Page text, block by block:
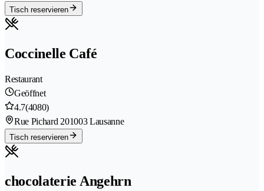
Tisch reservieren
Coccinelle Café
Restaurant
Geöffnet
4.7(4080)
Rue Pichard 201003 Lausanne
Tisch reservieren
chocolaterie Angehrn